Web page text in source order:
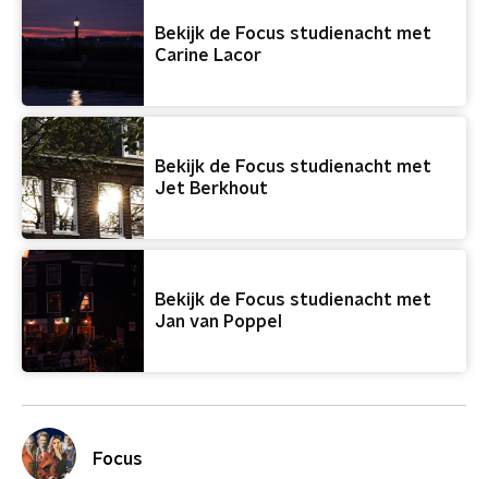
Bekijk de Focus studienacht met
Carine Lacor
Bekijk de Focus studienacht met
Jet Berkhout
Bekijk de Focus studienacht met
Jan van Poppel
Focus